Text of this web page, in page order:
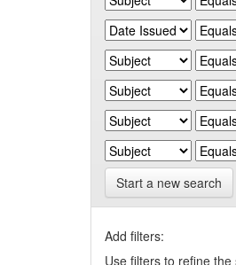
Start a new search
Add filters:
Use filters to refine